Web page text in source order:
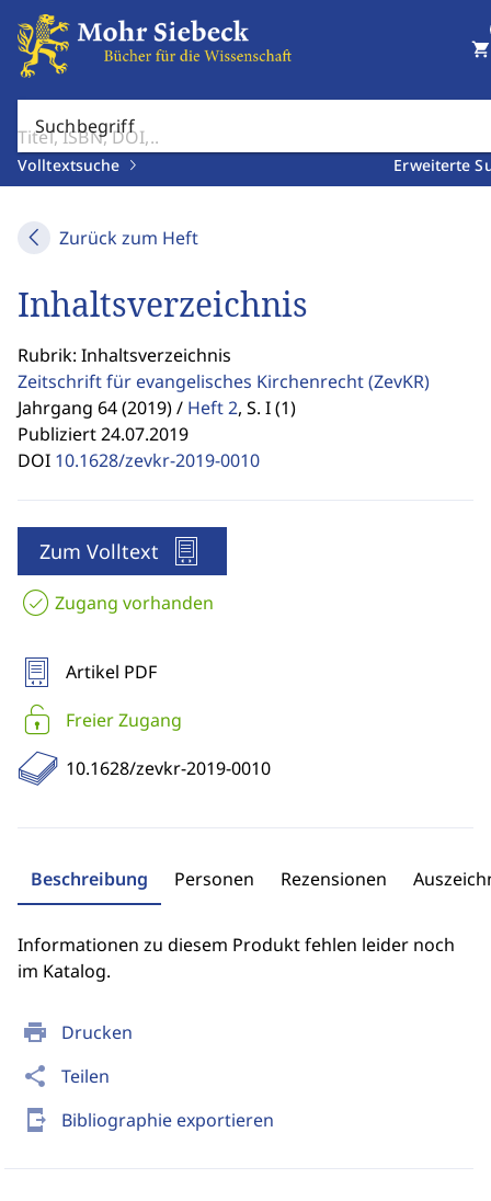
Suchbegriff
Volltextsuche Erweiterte
shopping_cart
Zurück zum Heft
print Drucken
share Teilen
send_to_mobile Bibliographie exportieren
Inhaltsverzeichnis
Rubrik: Inhaltsverzeichnis
Zeitschrift für evangelisches Kirchenrecht(ZevKR)
Jahrgang 64 (2019) / Heft 2, S. I (1)
Publiziert 24.07.2019
DOI 10.1628/zevkr-2019-0010
Zum Volltext
Zugang vorhanden
Artikel PDF
Freier Zugang
10.1628/zevkr-2019-0010
Beschreibung Personen Rezensionen
Informationen zu diesem Produkt fehlen leider noch
im Katalog.